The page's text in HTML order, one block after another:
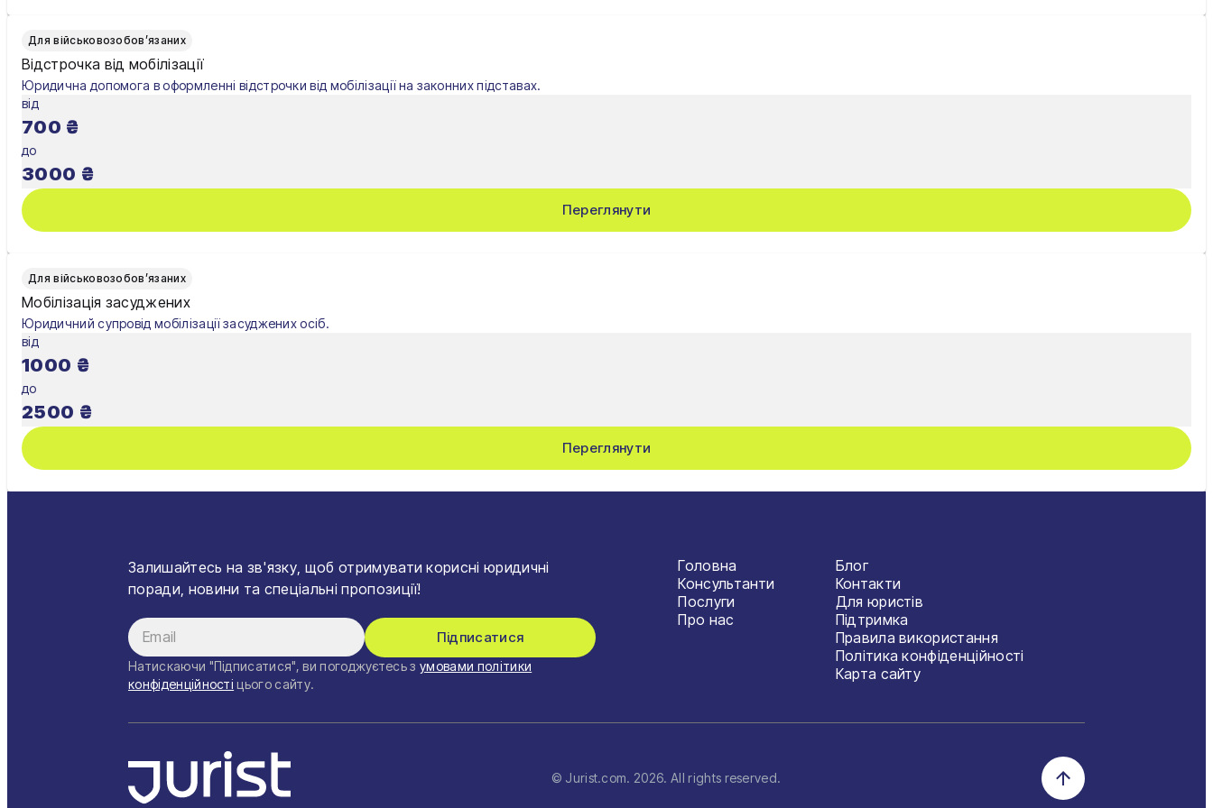
Ужгород
Умань
Харків
Хмельницький
Шостка
Житомир
Для військовозобов’язаних
Відстрочка від мобілізації
Юридична допомога в оформленні відстрочки від мобілізації на законних підставах.
від
700 ₴
до
3000 ₴
Переглянути
Для військовозобов’язаних
Мобілізація засуджених
Юридичний супровід мобілізації засуджених осіб.
від
1000 ₴
до
2500 ₴
Переглянути
Залишайтесь на зв'язку, щоб отримувати корисні юридичні
поради, новини та спеціальні пропозиції!
Підписатися
Натискаючи "Підписатися", ви погоджуєтесь з умовами політики
конфіденційності цього сайту.
Головна
Консультанти
Послуги
Про нас
Блог
Контакти
Для юристів
Підтримка
Правила використання
Політика конфіденційності
Карта сайту
© Jurist.com. 2026. All rights reserved.